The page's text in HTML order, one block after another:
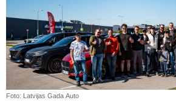
Foto: Latvijas Gada Auto